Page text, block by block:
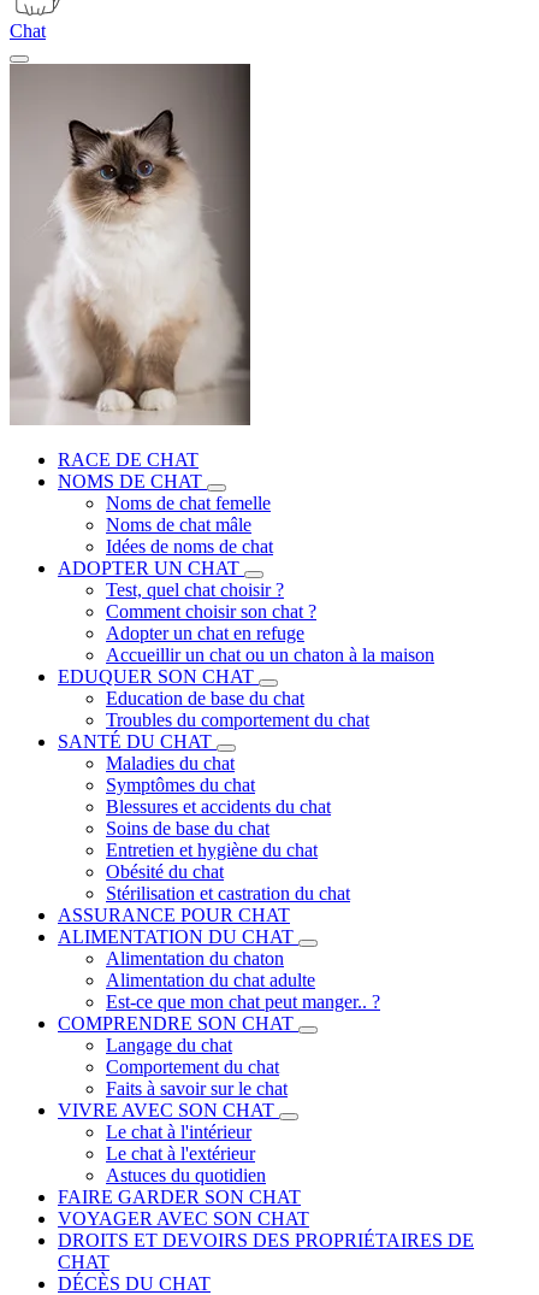
Chat
RACE DE CHAT
NOMS DE CHAT
Noms de chat femelle
Noms de chat mâle
Idées de noms de chat
ADOPTER UN CHAT
Test, quel chat choisir ?
Comment choisir son chat ?
Adopter un chat en refuge
Accueillir un chat ou un chaton à la maison
EDUQUER SON CHAT
Education de base du chat
Troubles du comportement du chat
SANTÉ DU CHAT
Maladies du chat
Symptômes du chat
Blessures et accidents du chat
Soins de base du chat
Entretien et hygiène du chat
Obésité du chat
Stérilisation et castration du chat
ASSURANCE POUR CHAT
ALIMENTATION DU CHAT
Alimentation du chaton
Alimentation du chat adulte
Est-ce que mon chat peut manger.. ?
COMPRENDRE SON CHAT
Langage du chat
Comportement du chat
Faits à savoir sur le chat
VIVRE AVEC SON CHAT
Le chat à l'intérieur
Le chat à l'extérieur
Astuces du quotidien
FAIRE GARDER SON CHAT
VOYAGER AVEC SON CHAT
DROITS ET DEVOIRS DES PROPRIÉTAIRES DE
CHAT
DÉCÈS DU CHAT